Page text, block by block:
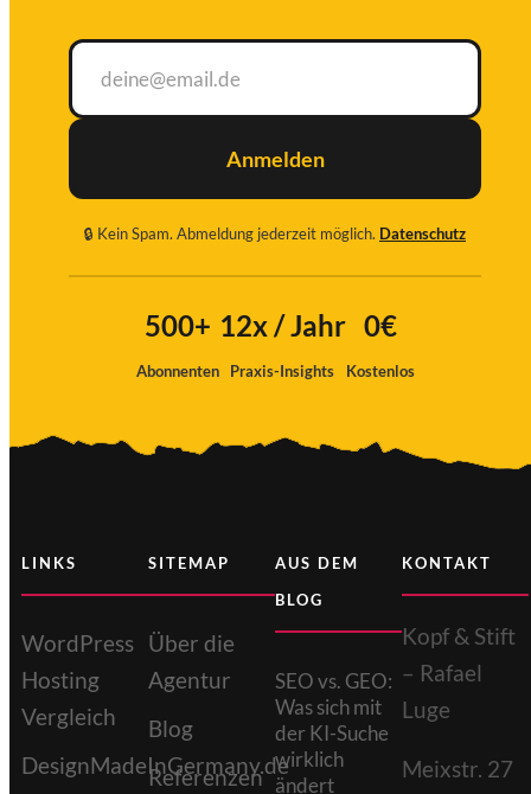
Anmelden
Ich
🔒 Kein Spam. Abmeldung jederzeit möglich. Datenschutz
500+
Abonnenten
12x / Jahr
Praxis-Insights
0€
Kostenlos
LINKS
WordPress
Hosting
Vergleich
DesignMadeInGermany.de
SITEMAP
Über die
Agentur
Blog
Referenzen
AUS DEM
BLOG
SEO vs. GEO:
Was sich mit
der KI-Suche
wirklich
ändert
KONTAKT
Kopf & Stift
– Rafael
Luge
Meixstr. 27